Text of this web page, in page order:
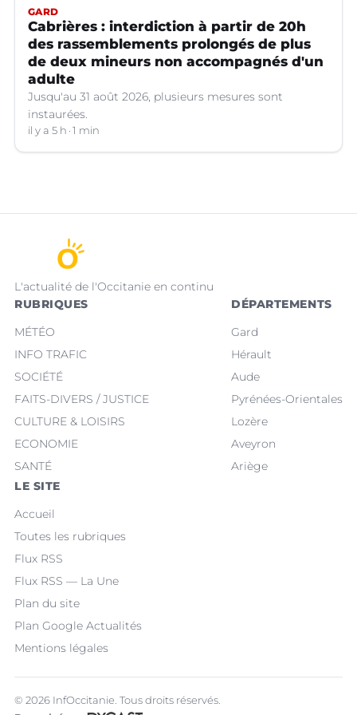
GARD
Cabrières : interdiction à partir de 20h
des rassemblements prolongés de plus
de deux mineurs non accompagnés d'un
adulte
Jusqu'au 31 août 2026, plusieurs mesures sont
instaurées.
il y a 5 h 1 min
L'actualité de l'Occitanie en continu
RUBRIQUES
MÉTÉO
INFO TRAFIC
SOCIÉTÉ
FAITS-DIVERS / JUSTICE
CULTURE & LOISIRS
ECONOMIE
SANTÉ
DÉPARTEMENTS
Gard
Hérault
Aude
Pyrénées-Orientales
Lozère
Aveyron
Ariège
LE SITE
Accueil
Toutes les rubriques
Flux RSS
Flux RSS — La Une
Plan du site
Plan Google Actualités
Mentions légales
© 2026 InfOccitanie. Tous droits réservés.